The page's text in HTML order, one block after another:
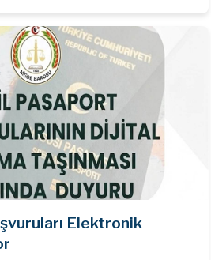
Elektronik